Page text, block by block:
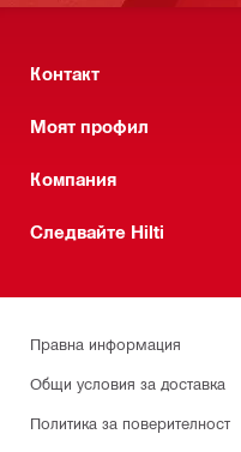
Контакт
Моят профил
Компания
Следвайте Hilti
Правна информация
Общи условия за доставка
Политика за поверителност